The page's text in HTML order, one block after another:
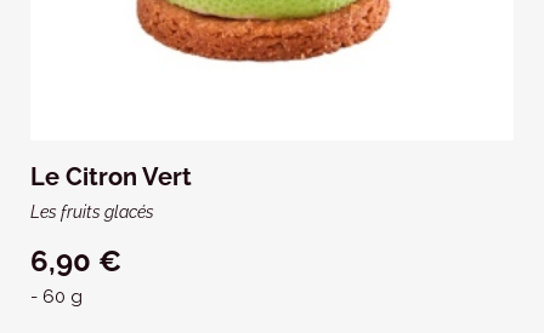
Le Citron Vert
Les fruits glacés
6,90 €
- 60 g